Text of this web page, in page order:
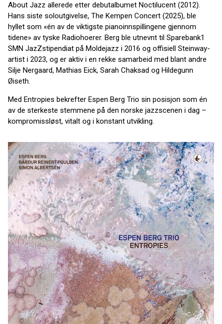
About Jazz allerede etter debutalbumet Noctilucent (2012).
Hans siste soloutgivelse, The Kempen Concert (2025), ble
hyllet som «én av de viktigste pianoinnspillingene gjennom
tidene» av tyske Radiohoerer. Berg ble utnevnt til Sparebank1
SMN JazZstipendiat på Moldejazz i 2016 og offisiell Steinway-
artist i 2023, og er aktiv i en rekke samarbeid med blant andre
Silje Nergaard, Mathias Eick, Sarah Chaksad og Hildegunn
Øiseth.
Med Entropies bekrefter Espen Berg Trio sin posisjon som én
av de sterkeste stemmene på den norske jazzscenen i dag –
kompromissløst, vitalt og i konstant utvikling.